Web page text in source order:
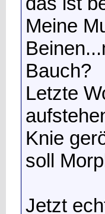
Meine
Bauch?
Letzte
Knie
soll
Jetzt